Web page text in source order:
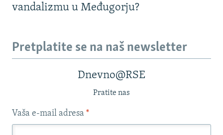
vandalizmu u Međugorju?
Pretplatite se na naš newsletter
Dnevno@RSE
Pratite nas
Vaša e-mail adresa *